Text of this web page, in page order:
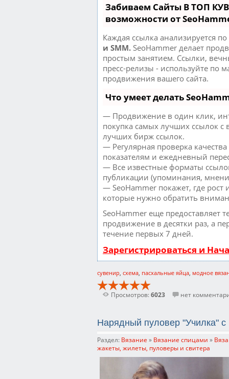
Забиваем Сайты В ТОП
возможности от
Каждая ссылка анализируется
и SMM. SeoHammer делает
простым занятием. Ссылки,
пресс-релизы - используйте по
продвижения вашего сайта.
Что умеет делать
— Продвижение в один клик,
покупка самых лучших ссылок с
лучших бирж ссылок.
— Регулярная проверка
показателям и ежедневный
— Все известные форматы
публикации (упоминания,
— SeoHammer покажет, где рост
которые нужно обратить
SeoHammer еще предоставляет
продвижение в десятки раз, а
течение первых 7 дней.
Зарегистрироваться и
сувенир схема пасхальные яйца модное
Просмотров:6023 нет
Нарядный пуловер "Училка"
Раздел: Вязание » Вязание спицами »
жакеты, жилеты, пуловеры и свитера